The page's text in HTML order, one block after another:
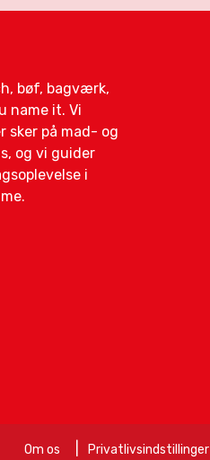
bøf, bagværk,
name it. Vi
sker på mad- og
og vi guider
i
Om os Privatlivsindstillinger